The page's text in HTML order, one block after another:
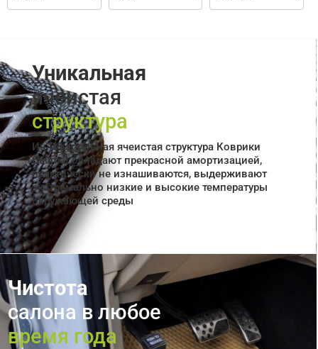
Уникальная
ячеистая
структура
Инновационная ячеистая структура Коврики
Cellmat обладают прекрасной амортизацией,
практически не изнашиваются, выдерживают
экстремально низкие и высокие температуры
окружающей среды
Чистота
салона в любое
время года